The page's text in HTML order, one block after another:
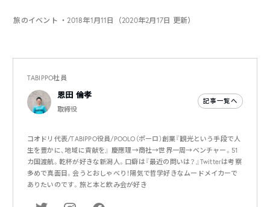
旅のイベント ・2018年1月11日（2020年2月17日 更新）
TABIPPO社員
恩田 倫孝
取締役
記事一覧へ
コオドリ代表/TABIPPO役員/POOLO（ポーロ）創業『観光という手段で人
生を豊かに、地域に貢献を』 慶應理→商社→世界一周→ベンチャー。51
カ国渡航。乾杯が好きな新潟人。口癖は『最近の問いは？』Twitterは考察
多めで真面目。会うとおしゃべり！陽気で哲学好きなムードメイカーで
ありたいのです。旅と本と飲み会が好き